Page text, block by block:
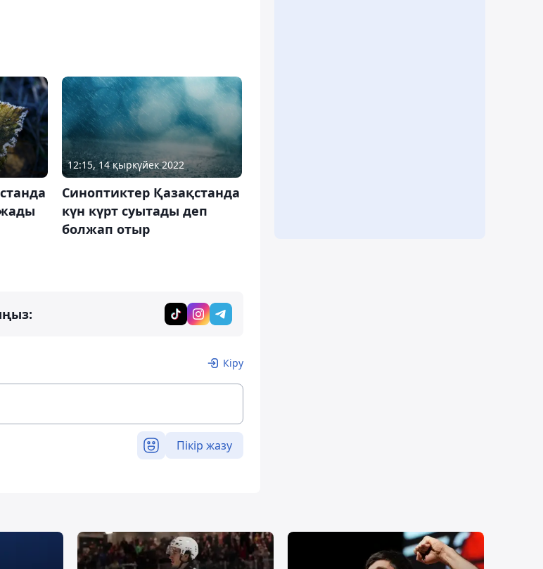
12:15, 14 қыркүйек 2022
Синоптиктер Қазақстанда
күн күрт суытады деп
болжап отыр
Кіру
Пікір жазу